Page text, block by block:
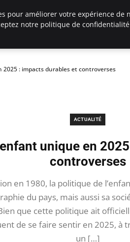
2025 : impacts durables et controverses
ACTUALITÉ
unique en
controverses
en 1980, la politique de
du pays, mais aussi sa
que cette politique ait
de se faire sentir en 2025, à
un […]
pour améliorer votre expérience de
notre politique de